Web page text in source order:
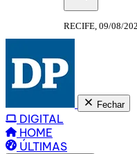
RECIFE, 09/08/
Fechar
DIGITAL
HOME
ÚLTIMAS